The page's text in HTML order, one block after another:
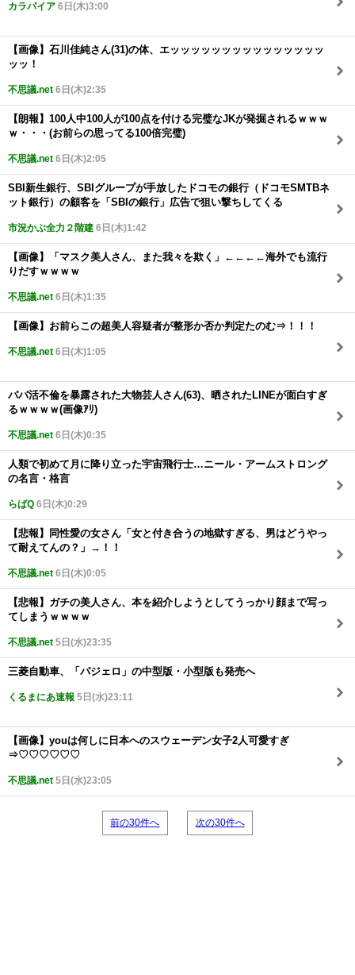
カラパイア 6日(木)3:00
【画像】石川佳純さん(31)の体、エッッッッッッッッッッッッッッッ
ッッ！
不思議.net 6日(木)2:35
【朗報】100人中100人が100点を付ける完璧なJKが発掘されるｗｗｗ
ｗ・・・(お前らの思ってる100倍完璧)
不思議.net 6日(木)2:05
SBI新生銀行、SBIグループが手放したドコモの銀行（ドコモSMTBネ
ット銀行）の顧客を「SBIの銀行」広告で狙い撃ちしてくる
市況かぶ全力２階建 6日(木)1:42
【画像】「マスク美人さん、また我々を欺く」←←←←海外でも流行
りだすｗｗｗｗ
不思議.net 6日(木)1:35
【画像】お前らこの超美人容疑者が整形か否か判定たのむ⇒！！！
不思議.net 6日(木)1:05
パパ活不倫を暴露された大物芸人さん(63)、晒されたLINEが面白すぎ
るｗｗｗｗ(画像ｱﾘ)
不思議.net 6日(木)0:35
人類で初めて月に降り立った宇宙飛行士…ニール・アームストロング
の名言・格言
らばQ 6日(木)0:29
【悲報】同性愛の女さん「女と付き合うの地獄すぎる、男はどうやっ
て耐えてんの？」→！！
不思議.net 6日(木)0:05
【悲報】ガチの美人さん、本を紹介しようとしてうっかり顔まで写っ
てしまうｗｗｗｗ
不思議.net 5日(水)23:35
三菱自動車、「パジェロ」の中型版・小型版も発売へ
くるまにあ速報 5日(水)23:11
【画像】youは何しに日本へのスウェーデン女子2人可愛すぎ
⇒♡♡♡♡♡♡
不思議.net 5日(水)23:05
前の30件へ 次の30件へ